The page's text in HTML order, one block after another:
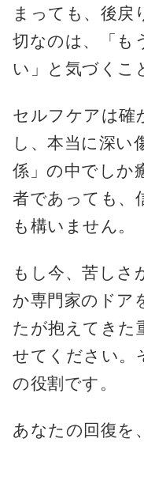
まっても、後戻
切なのは、「も
い」と気づくこ
セルフケアは確
し、本当に深い
係」の中でしか
者であっても、
も構いません。
もし今、苦しさ
か専門家のドア
たが抱えてきた
せてください。
の役割です。
あなたの回復を